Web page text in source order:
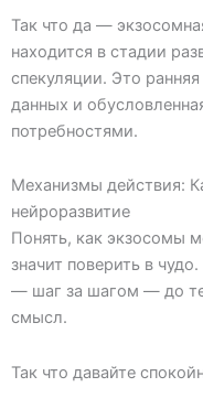
Так что да —
находится в стадии
спекуляции. Это
данных и
потребностями.
Механизмы действия:
нейроразвитие
Понять, как экзосомы
значит поверить в
— шаг за шагом — до
смысл.
Так что давайте